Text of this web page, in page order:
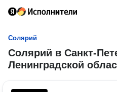
Солярий
Солярий в Санкт-
Ленинградской